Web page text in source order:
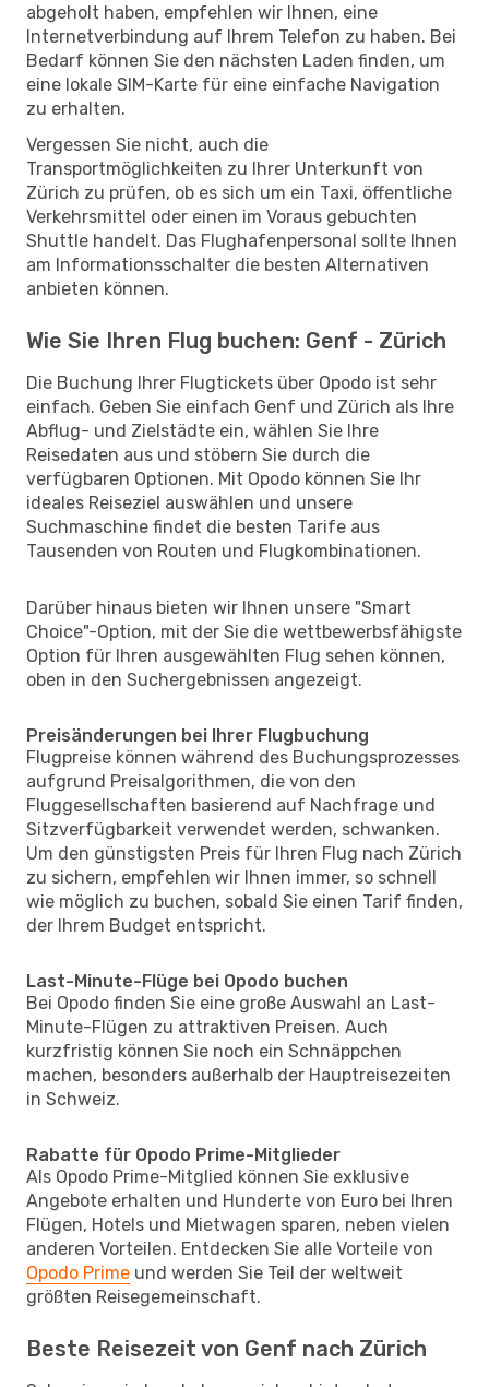
abgeholt haben, empfehlen wir Ihnen, eine
Internetverbindung auf Ihrem Telefon zu haben. Bei
Bedarf können Sie den nächsten Laden finden, um
eine lokale SIM-Karte für eine einfache Navigation
zu erhalten.
Vergessen Sie nicht, auch die
Transportmöglichkeiten zu Ihrer Unterkunft von
Zürich zu prüfen, ob es sich um ein Taxi, öffentliche
Verkehrsmittel oder einen im Voraus gebuchten
Shuttle handelt. Das Flughafenpersonal sollte Ihnen
am Informationsschalter die besten Alternativen
anbieten können.
Wie Sie Ihren Flug buchen: Genf - Zürich
Die Buchung Ihrer Flugtickets über Opodo ist sehr
einfach. Geben Sie einfach Genf und Zürich als Ihre
Abflug- und Zielstädte ein, wählen Sie Ihre
Reisedaten aus und stöbern Sie durch die
verfügbaren Optionen. Mit Opodo können Sie Ihr
ideales Reiseziel auswählen und unsere
Suchmaschine findet die besten Tarife aus
Tausenden von Routen und Flugkombinationen.
Darüber hinaus bieten wir Ihnen unsere "Smart
Choice"-Option, mit der Sie die wettbewerbsfähigste
Option für Ihren ausgewählten Flug sehen können,
oben in den Suchergebnissen angezeigt.
Preisänderungen bei Ihrer Flugbuchung
Flugpreise können während des Buchungsprozesses
aufgrund Preisalgorithmen, die von den
Fluggesellschaften basierend auf Nachfrage und
Sitzverfügbarkeit verwendet werden, schwanken.
Um den günstigsten Preis für Ihren Flug nach Zürich
zu sichern, empfehlen wir Ihnen immer, so schnell
wie möglich zu buchen, sobald Sie einen Tarif finden,
der Ihrem Budget entspricht.
Last-Minute-Flüge bei Opodo buchen
Bei Opodo finden Sie eine große Auswahl an Last-
Minute-Flügen zu attraktiven Preisen. Auch
kurzfristig können Sie noch ein Schnäppchen
machen, besonders außerhalb der Hauptreisezeiten
in Schweiz.
Rabatte für Opodo Prime-Mitglieder
Als Opodo Prime-Mitglied können Sie exklusive
Angebote erhalten und Hunderte von Euro bei Ihren
Flügen, Hotels und Mietwagen sparen, neben vielen
anderen Vorteilen. Entdecken Sie alle Vorteile von
Opodo Prime und werden Sie Teil der weltweit
größten Reisegemeinschaft.
Beste Reisezeit von Genf nach Zürich